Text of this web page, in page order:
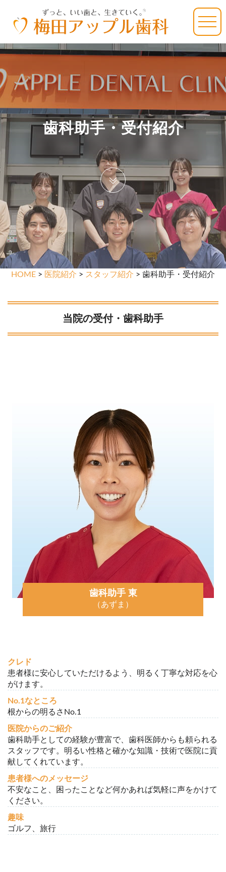
歯科助手・受付紹介
HOME > 医院紹介 > スタッフ紹介 > 歯科助手・受付紹介
当院の受付・歯科助手
歯科助手 東
（あずま）
クレド
患者様に安心していただけるよう、明るく丁寧な対応を心
がけます。
No.1なところ
根からの明るさNo.1
医院からのご紹介
歯科助手としての経験が豊富で、歯科医師からも頼られる
スタッフです。明るい性格と確かな知識・技術で医院に貢
献してくれています。
患者様へのメッセージ
不安なこと、困ったことなど何かあれば気軽に声をかけて
ください。
趣味
ゴルフ、旅行